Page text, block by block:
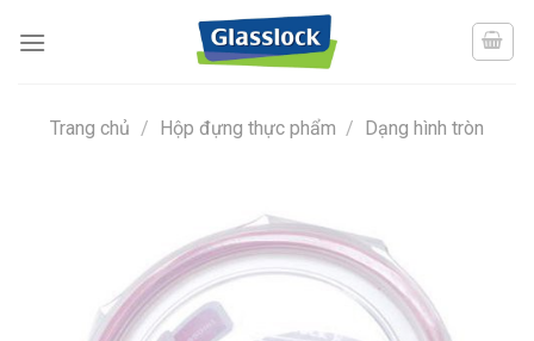
Trang chủ / Hộp đựng thực phẩm / Dạng hình tròn